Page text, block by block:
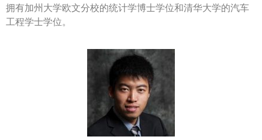
拥有加州大学欧文分校的统计学博士学位和清华大学的汽车
工程学士学位。